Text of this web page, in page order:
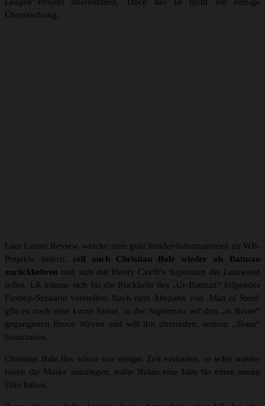
League‘-Projekt übernehmen. Doch das ist nicht die einzige
Überraschung.
Laut Latino Review, welche stets gute Insider-Informationen zu WB-
Projekte liefern, soll auch Christian Bale wieder als Batman
zurückkehren und sich mit Henry Cavill’s Superman die Leinwand
teilen. LR könnte sich für die Rückkehr des „Ur-Batman“ folgendes
Fanboy-Szenario vorstellen: Nach dem Abspann von ‚Man of Steel‘
gibt es noch eine kurze Szene, in der Superman auf den „in Rente“
gegangenen Bruce Wayne und will ihn überreden, seinem „Team“
beizutreten.
Christian Bale lies schon vor einiger Zeit verlauten, er wäre wieder
bereit die Maske anzulegen, sollte Nolan eine Idee für einen neuen
Film haben.